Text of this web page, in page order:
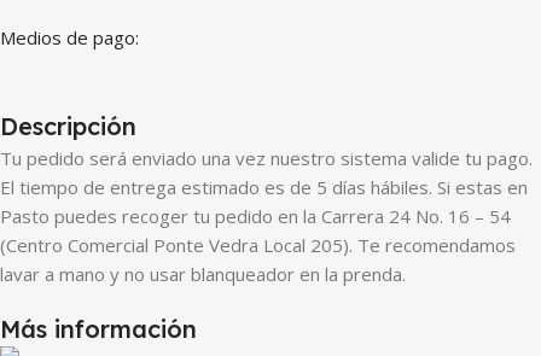
Medios de pago:
Descripción
Tu pedido será enviado una vez nuestro sistema valide tu pago.
El tiempo de entrega estimado es de 5 días hábiles. Si estas en
Pasto puedes recoger tu pedido en la Carrera 24 No. 16 – 54
(Centro Comercial Ponte Vedra Local 205). Te recomendamos
lavar a mano y no usar blanqueador en la prenda.
Más información